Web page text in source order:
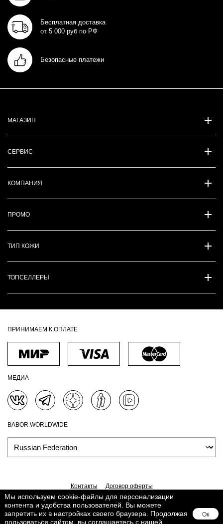
Бесплатная доставка
от 5 000 руб по РФ
Безопасные платежи
МАГАЗИН
СЕРВИС
КОМПАНИЯ
ПРОМО
ТИП КОЖИ
ТОПСЕЛЛЕРЫ
ПРИНИМАЕМ К ОПЛАТЕ
МЕДИА
BABOR WORLDWIDE
Контакты
Договор оферты
Политика обработки персональных данных
Доставка
Обработка персональных данных
Сведения о Cookies
Поддерживается вLighthouse
Мы используем cookie-файлы для персонализации
контента и удобства пользователей. Вы можете
запретить их в настройках своего браузера. Продолжая
пользоваться сайтом, вы соглашаетесь с нашей
Ок